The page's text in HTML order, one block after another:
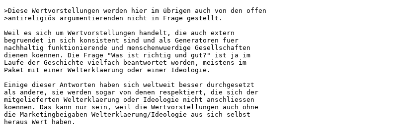
>Diese Wertvorstellungen werden hier im übrigen auch von den offen
>antireligiös argumentierenden nicht in Frage gestellt.
Weil es sich um Wertvorstellungen handelt, die auch extern
begruendet in sich konsistent sind und als Generatoren fuer
nachhaltig funktionierende und menschenwuerdige Gesellschaften
dienen koennen. Die Frage "Was ist richtig und gut?" ist ja im
Laufe der Geschichte vielfach beantwortet worden, meistens im
Paket mit einer Welterklaerung oder einer Ideologie.
Einige dieser Antworten haben sich weltweit besser durchgesetzt
als andere, sie werden sogar von denen respektiert, die sich der
mitgelieferten Welterklaerung oder Ideologie nicht anschliessen
koennen. Das kann nur sein, weil die Wertvorstellungen auch ohne
die Marketingbeigaben Welterklaerung/Ideologie aus sich selbst
heraus Wert haben.